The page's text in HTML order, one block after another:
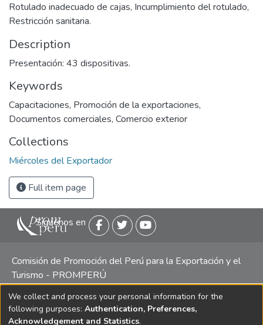
Rotulado inadecuado de cajas, Incumplimiento del rotulado,
Restricción sanitaria.
Description
Presentación: 43 dispositivas.
Keywords
Capacitaciones, Promoción de la exportaciones,
Documentos comerciales, Comercio exterior
Collections
Miércoles del Exportador
Full item page
Siguenos en
Comisión de Promoción del Perú para la Exportación y el
Turismo - PROMPERÚ
Central telefónica: (511) 616 7300 / 616 7400 Calle Uno
Oeste 50, Edificio Mincetur, Pisos 13 y 14, San Isidro -
We collect and process your personal information for the
following purposes: Authentication, Preferences,
Acknowledgement and Statistics.